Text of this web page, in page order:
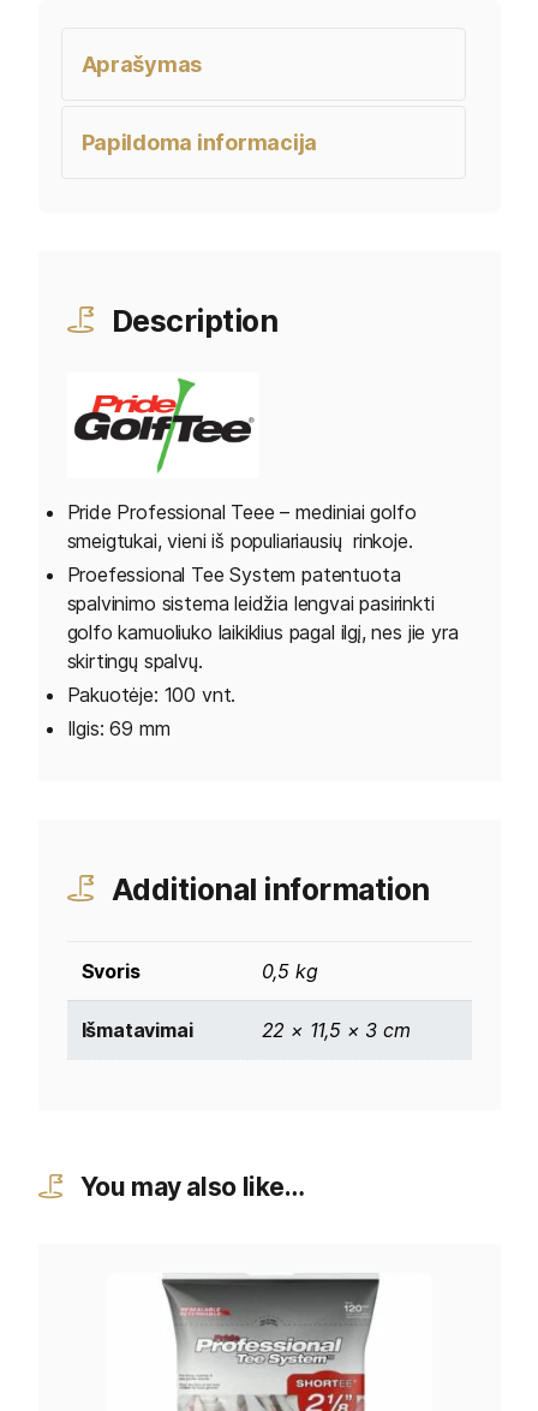
Aprašymas
Papildoma informacija
Description
Pride Professional Teee – mediniai golfo
smeigtukai, vieni iš populiariausių rinkoje.
Proefessional Tee System patentuota
spalvinimo sistema leidžia lengvai pasirinkti
golfo kamuoliuko laikiklius pagal ilgį, nes jie yra
skirtingų spalvų.
Pakuotėje: 100 vnt.
Ilgis: 69 mm
Additional information
Svoris 0,5 kg
Išmatavimai 22 × 11,5 × 3 cm
You may also like…